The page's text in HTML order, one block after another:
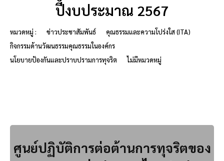
ปีงบประมาณ 2567
หมวดหมู่ : ข่าวประชาสัมพันธ์
คุณธรรมและความโปร่งใส (ITA)
กิจกรรมด้านวัฒนธรรมคุณธรรมในองค์กร
นโยบายป้องกันและปราบปรามการทุจริต
ไม่มีหมวดหมู่
ศูนย์ปฏิบัติการต่อต้านการทุจริตของ